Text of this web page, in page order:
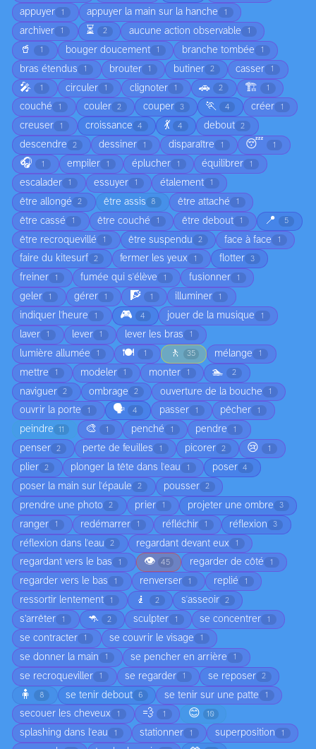
appuyer 1 appuyer la main sur la hanche 1
archiver 1 ⏳ 2 aucune action observable 1
🥤 1 bouger doucement 1 branche tombée 1
bras étendus 1 brouter 1 butiner 2 casser 1
🎤 1 circuler 1 clignoter 1 🚗 2 🏗️ 1
couché 1 couler 2 couper 3 🏃 4 créer 1
creuser 1 croissance 4 💃 4 debout 2
descendre 2 dessiner 1 disparaître 1 😴 1
🎧 1 empiler 1 éplucher 1 équilibrer 1
escalader 1 essuyer 1 étalement 1
être allongé 2 être assis 8 être attaché 1
être cassé 1 être couché 1 être debout 1 📍 5
être recroquevillé 1 être suspendu 2 face à face 1
faire du kitesurf 2 fermer les yeux 1 flotter 3
freiner 1 fumée qui s'élève 1 fusionner 1
geler 1 gérer 1 🧗 1 illuminer 1
indiquer l'heure 1 🎮 4 jouer de la musique 1
laver 1 lever 1 lever les bras 1
lumière allumée 1 🍽️ 1 🚶 35 mélange 1
mettre 1 modeler 1 monter 1 🏊 2
naviguer 2 ombrage 2 ouverture de la bouche 1
ouvrir la porte 1 🗣️ 4 passer 1 pêcher 1
peindre 11 🎨 1 penché 1 pendre 1
penser 2 perte de feuilles 1 picorer 2 😢 1
plier 2 plonger la tête dans l'eau 1 poser 4
poser la main sur l'épaule 2 pousser 2
prendre une photo 2 prier 1 projeter une ombre 3
ranger 1 redémarrer 1 réfléchir 1 réflexion 3
réflexion dans l'eau 2 regardant devant eux 1
regardant vers le bas 1 👁️ 45 regarder de côté 1
regarder vers le bas 1 renverser 1 replié 1
ressortir lentement 1 🧎 2 s'asseoir 2
s’arrêter 1 🦘 2 sculpter 1 se concentrer 1
se contracter 1 se couvrir le visage 1
se donner la main 1 se pencher en arrière 1
se recroqueviller 1 se regarder 1 se reposer 2
🧍 8 se tenir debout 6 se tenir sur une patte 1
secouer les cheveux 1 💨 1 😊 10
splashing dans l'eau 1 stationner 1 superposition 1